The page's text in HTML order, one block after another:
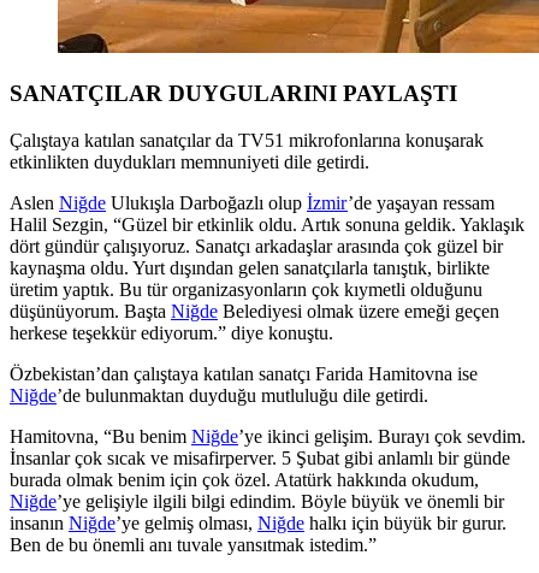
SANATÇILAR DUYGULARINI PAYLAŞTI
Çalıştaya katılan sanatçılar da TV51 mikrofonlarına konuşarak
etkinlikten duydukları memnuniyeti dile getirdi.
Aslen Niğde Ulukışla Darboğazlı olup İzmir’de yaşayan ressam
Halil Sezgin, “Güzel bir etkinlik oldu. Artık sonuna geldik. Yaklaşık
dört gündür çalışıyoruz. Sanatçı arkadaşlar arasında çok güzel bir
kaynaşma oldu. Yurt dışından gelen sanatçılarla tanıştık, birlikte
üretim yaptık. Bu tür organizasyonların çok kıymetli olduğunu
düşünüyorum. Başta Niğde Belediyesi olmak üzere emeği geçen
herkese teşekkür ediyorum.” diye konuştu.
Özbekistan’dan çalıştaya katılan sanatçı Farida Hamitovna ise
Niğde’de bulunmaktan duyduğu mutluluğu dile getirdi.
Hamitovna, “Bu benim Niğde’ye ikinci gelişim. Burayı çok sevdim.
İnsanlar çok sıcak ve misafirperver. 5 Şubat gibi anlamlı bir günde
burada olmak benim için çok özel. Atatürk hakkında okudum,
Niğde’ye gelişiyle ilgili bilgi edindim. Böyle büyük ve önemli bir
insanın Niğde’ye gelmiş olması, Niğde halkı için büyük bir gurur.
Ben de bu önemli anı tuvale yansıtmak istedim.”